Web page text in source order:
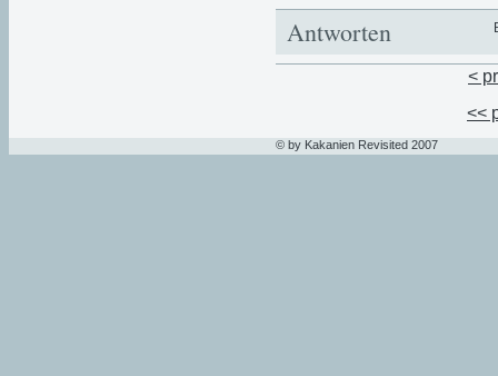
Antworten
<
<<
© by Kakanien Revisited 2007